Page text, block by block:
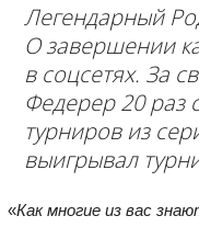
Легендарный
О завершении
в соцсетях. За
Федерер 20 раз
турниров из
выигрывал
«Как многие из вас